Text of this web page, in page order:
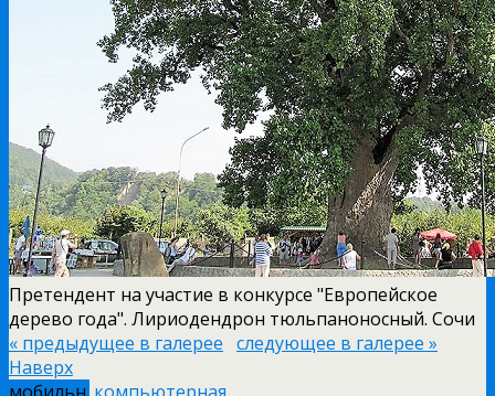
Претендент на участие в конкурсе "Европейское
дерево года". Лириодендрон тюльпаноносный. Сочи
« предыдущее в галерее следующее в галерее »
Наверх